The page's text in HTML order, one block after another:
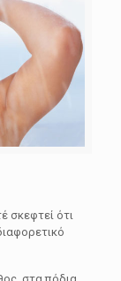
σκεφτεί ότι